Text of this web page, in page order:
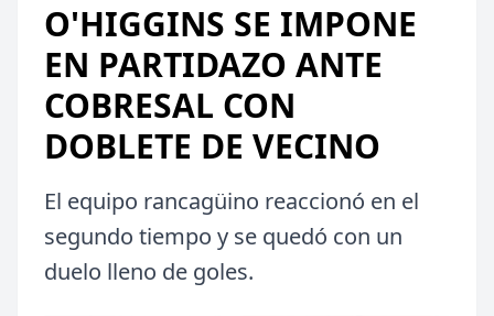
O'HIGGINS SE IMPONE
EN PARTIDAZO ANTE
COBRESAL CON
DOBLETE DE VECINO
El equipo rancagüino reaccionó en el
segundo tiempo y se quedó con un
duelo lleno de goles.